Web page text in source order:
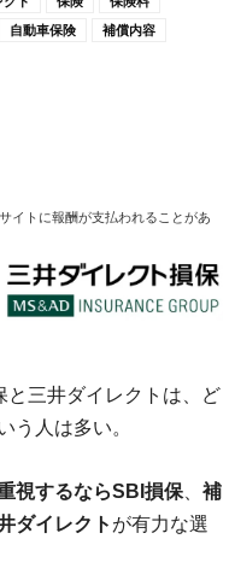
自動車保険
補償内容
イトに報酬が支払われることがあ
と三井ダイレクトは、ど
う人は多い。
視するならSBI損保
補
ダイレクト が有力な選